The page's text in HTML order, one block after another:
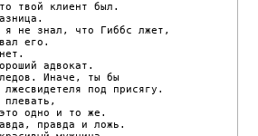
твой клиент был.
я не знал, что Гиббс лжет,
его.
адвокат.
Иначе, ты бы
лжесвидетеля под присягу.
плевать,
одно и то же.
правда и ложь.